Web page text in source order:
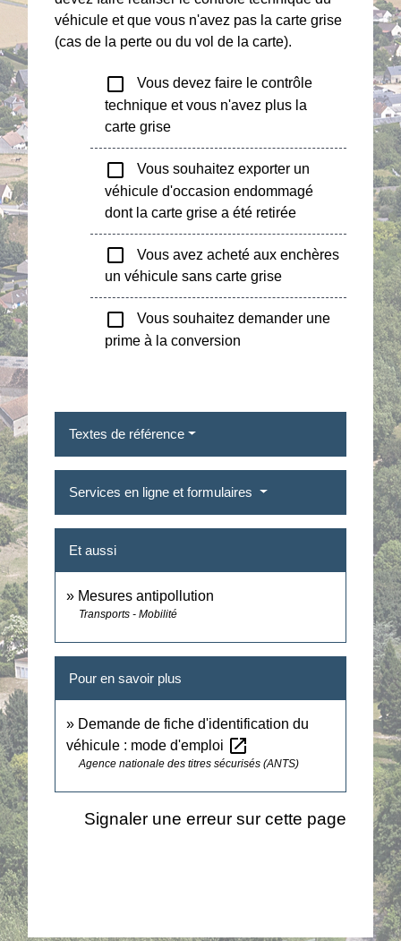
véhicule et que vous n'avez pas la carte grise
(cas de la perte ou du vol de la carte).
check_box_outline_blank
Vous devez faire le contrôle
technique et vous n'avez plus la
carte grise
check_box_outline_blank
Vous souhaitez exporter un
véhicule d'occasion endommagé
dont la carte grise a été retirée
check_box_outline_blank
Vous avez acheté aux enchères
un véhicule sans carte grise
check_box_outline_blank
Vous souhaitez demander une
prime à la conversion
Textes de référence
Services en ligne et formulaires
Et aussi
Mesures antipollution
Transports - Mobilité
Pour en savoir plus
Demande de fiche d'identification du
véhicule : mode d'emploi open_in_new
Agence nationale des titres sécurisés (ANTS)
Signaler une erreur sur cette page